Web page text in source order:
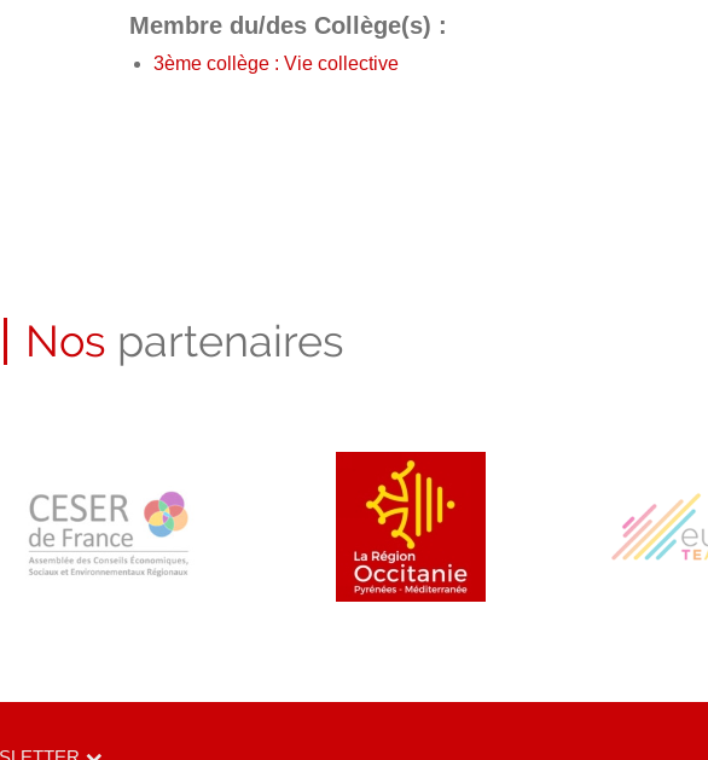
Membre du/des Collège(s) :
3ème collège : Vie collective
Nos partenaires